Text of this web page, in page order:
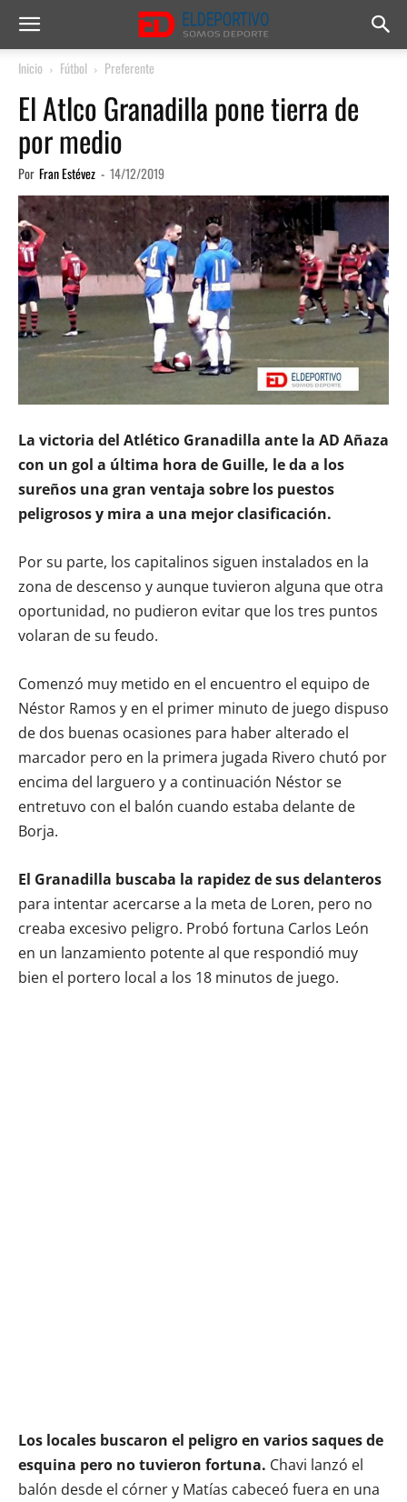
Inicio Fútbol Preferente
El Atlco Granadilla pone tierra de
por medio
Por Fran Estévez - 14/12/2019
La victoria del Atlético Granadilla ante la AD Añaza
con un gol a última hora de Guille, le da a los
sureños una gran ventaja sobre los puestos
peligrosos y mira a una mejor clasificación.
Por su parte, los capitalinos siguen instalados en la
zona de descenso y aunque tuvieron alguna que otra
oportunidad, no pudieron evitar que los tres puntos
volaran de su feudo.
Comenzó muy metido en el encuentro el equipo de
Néstor Ramos y en el primer minuto de juego dispuso
de dos buenas ocasiones para haber alterado el
marcador pero en la primera jugada Rivero chutó por
encima del larguero y a continuación Néstor se
entretuvo con el balón cuando estaba delante de
Borja.
El Granadilla buscaba la rapidez de sus delanteros
para intentar acercarse a la meta de Loren, pero no
creaba excesivo peligro. Probó fortuna Carlos León
en un lanzamiento potente al que respondió muy
bien el portero local a los 18 minutos de juego.
Los locales buscaron el peligro en varios saques de
esquina pero no tuvieron fortuna. Chavi lanzó el
balón desde el córner y Matías cabeceó fuera en una